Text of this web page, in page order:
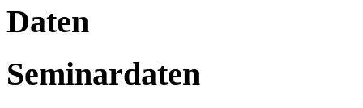
Daten
Seminardaten